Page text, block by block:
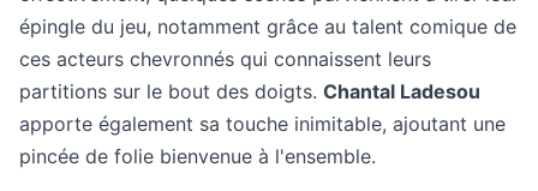
épingle du jeu, notamment grâce au talent comique de
ces acteurs chevronnés qui connaissent leurs
partitions sur le bout des doigts. Chantal Ladesou
apporte également sa touche inimitable, ajoutant une
pincée de folie bienvenue à l'ensemble.